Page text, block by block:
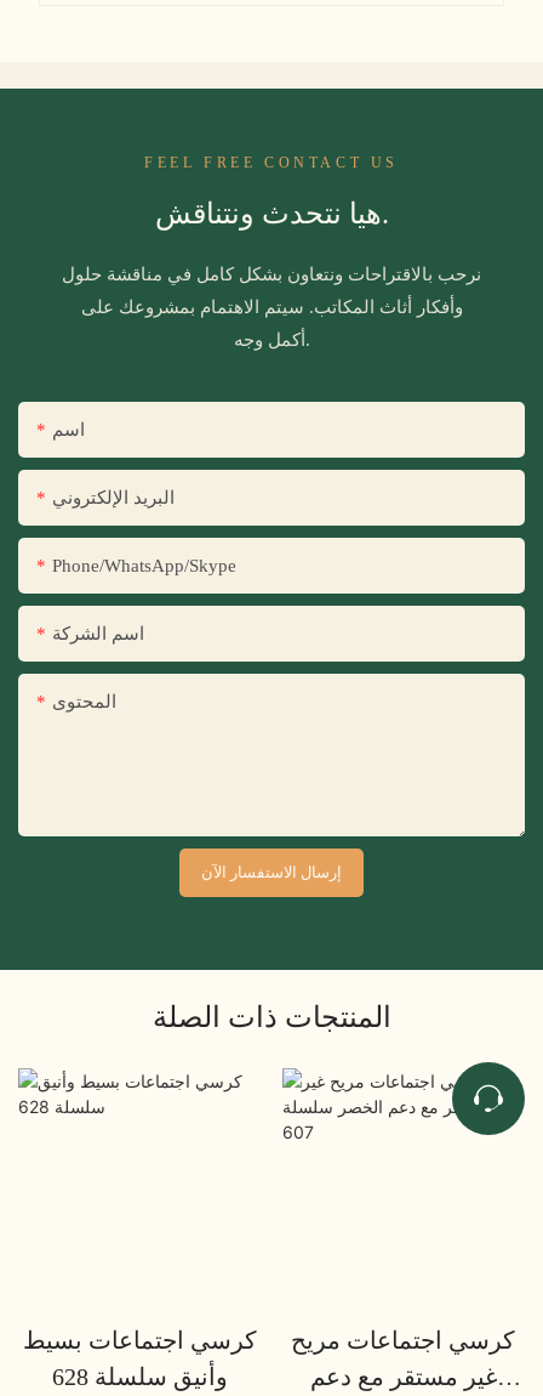
FEEL FREE CONTACT US
هيا نتحدث ونتناقش.
نرحب بالاقتراحات ونتعاون بشكل كامل في مناقشة حلول
وأفكار أثاث المكاتب. سيتم الاهتمام بمشروعك على
أكمل وجه.
اسم
البريد الإلكتروني
Phone/WhatsApp/Skype
اسم الشركة
المحتوى
إرسال الاستفسار الآن
المنتجات ذات الصلة
كرسي اجتماعات بسيط
وأنيق سلسلة 628
كرسي اجتماعات مريح
غير مستقر مع دعم